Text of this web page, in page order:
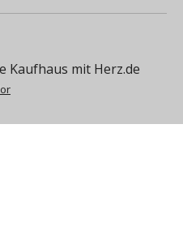
Kaufhaus mit Herz.de